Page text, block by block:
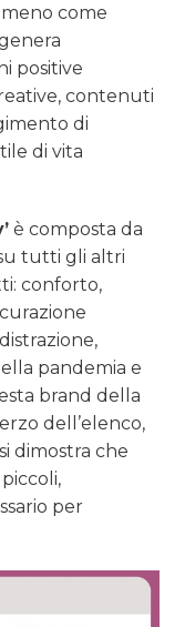
come
positive
contenuti
di
di vita
è composta da
tutti gli altri
conforto,
pandemia e
brand della
dell’elenco,
dimostra che
per